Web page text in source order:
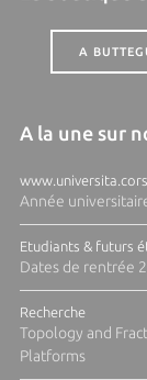
A
A la une sur
Année
Etudiants & futurs
Dates de rentrée
Recherche
Topology and
Platforms